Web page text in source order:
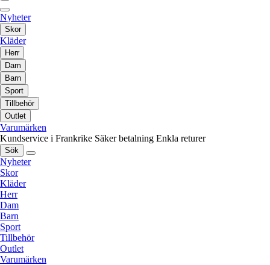
Nyheter
Skor
Kläder
Herr
Dam
Barn
Sport
Tillbehör
Outlet
Varumärken
Kundservice i Frankrike Säker betalning Enkla returer
Sök
Nyheter
Skor
Kläder
Herr
Dam
Barn
Sport
Tillbehör
Outlet
Varumärken